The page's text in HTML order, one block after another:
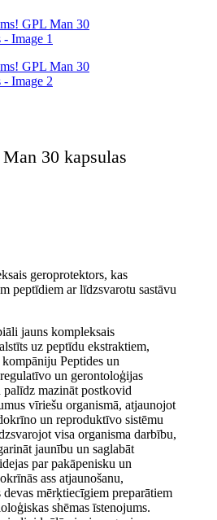
30 kapsulas
geroprotektors, kas
peptīdiem ar līdzsvarotu sastāvu
jauns kompleksais
uz peptīdu ekstraktiem,
Peptides un
un gerontoloģijas
mazināt postkovid
vīriešu organismā, atjaunojot
un reproduktīvo sistēmu
visa organisma darbību,
jaunību un saglabāt
par pakāpenisku un
ass atjaunošanu,
mērķtiecīgiem preparātiem
shēmas īstenojums.